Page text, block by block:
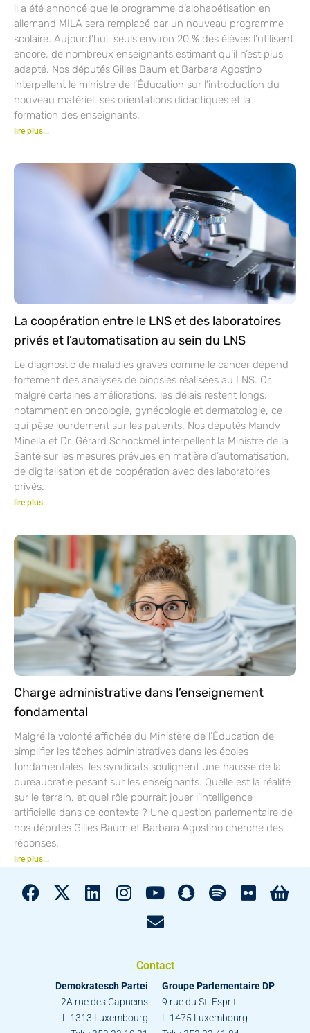
il a été annoncé que le programme d’alphabétisation en
allemand MILA sera remplacé par un nouveau programme
scolaire. Aujourd’hui, seuls environ 20 % des élèves l’utilisent
encore, de nombreux enseignants estimant qu’il n’est plus
adapté. Nos députés Gilles Baum et Barbara Agostino
interpellent le ministre de l’Éducation sur l’introduction du
nouveau matériel, ses orientations didactiques et la
formation des enseignants.
lire plus...
La coopération entre le LNS et des laboratoires
privés et l’automatisation au sein du LNS
Le diagnostic de maladies graves comme le cancer dépend
fortement des analyses de biopsies réalisées au LNS. Or,
malgré certaines améliorations, les délais restent longs,
notamment en oncologie, gynécologie et dermatologie, ce
qui pèse lourdement sur les patients. Nos députés Mandy
Minella et Dr. Gérard Schockmel interpellent la Ministre de la
Santé sur les mesures prévues en matière d’automatisation,
de digitalisation et de coopération avec des laboratoires
privés.
lire plus...
Charge administrative dans l’enseignement
fondamental
Malgré la volonté affichée du Ministère de l’Éducation de
simplifier les tâches administratives dans les écoles
fondamentales, les syndicats soulignent une hausse de la
bureaucratie pesant sur les enseignants. Quelle est la réalité
sur le terrain, et quel rôle pourrait jouer l’intelligence
artificielle dans ce contexte ? Une question parlementaire de
nos députés Gilles Baum et Barbara Agostino cherche des
réponses.
lire plus...
Contact
Demokratesch Partei
2A rue des Capucins
L-1313 Luxembourg
Groupe Parlementaire DP
9 rue du St. Esprit
L-1475 Luxembourg